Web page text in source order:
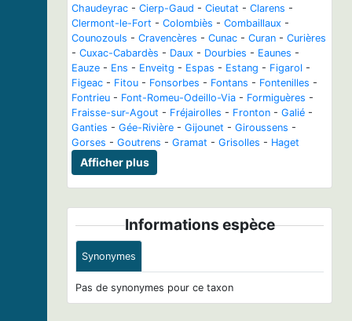
Chaudeyrac - Cierp-Gaud - Cieutat - Clarens -
Clermont-le-Fort - Colombiès - Combaillaux -
Counozouls - Cravencères - Cunac - Curan - Curières
- Cuxac-Cabardès - Daux - Dourbies - Eaunes -
Eauze - Ens - Enveitg - Espas - Estang - Figarol -
Figeac - Fitou - Fonsorbes - Fontans - Fontenilles -
Fontrieu - Font-Romeu-Odeillo-Via - Formiguères -
Fraisse-sur-Agout - Fréjairolles - Fronton - Galié -
Ganties - Gée-Rivière - Gijounet - Giroussens -
Gorses - Goutrens - Gramat - Grisolles - Haget
Afficher plus
Informations espèce
Synonymes
Pas de synonymes pour ce taxon